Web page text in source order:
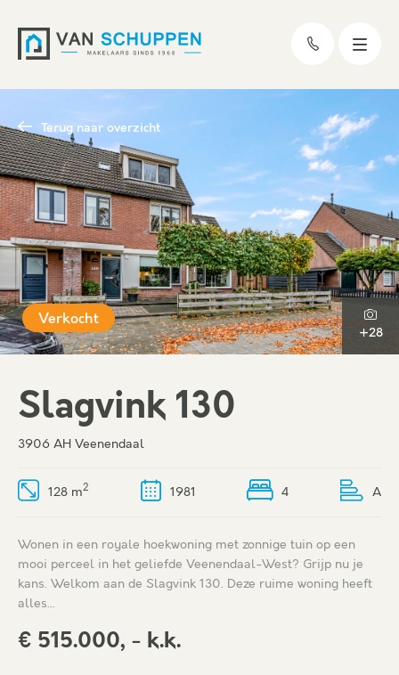
Verkocht
+28
Terug naar overzicht
Slagvink 130
3906 AH Veenendaal
128 m2 1981 4 A
Wonen in een royale hoekwoning met zonnige tuin op een
mooi perceel in het geliefde Veenendaal-West? Grijp nu je
kans. Welkom aan de Slagvink 130. Deze ruime woning heeft
alles…
€ 515.000, - k.k.